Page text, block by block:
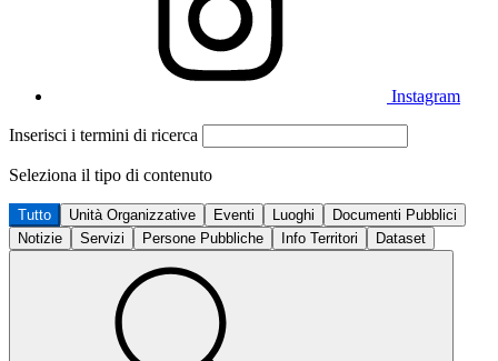
Instagram
Inserisci i termini di ricerca
Seleziona il tipo di contenuto
Tutto Unità Organizzative Eventi Luoghi
Documenti Pubblici
Notizie
Servizi Persone Pubbliche Info Territori Dataset